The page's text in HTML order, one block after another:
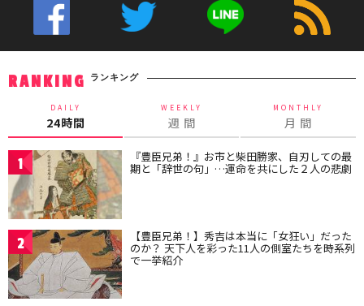
RANKING ランキング
DAILY
24時間
WEEKLY
週 間
MONTHLY
月 間
1 『豊臣兄弟！』お市と柴田勝家、自刃しての最
期と「辞世の句」…運命を共にした２人の悲劇
2 【豊臣兄弟！】秀吉は本当に「女狂い」だった
のか？ 天下人を彩った11人の側室たちを時系列
で一挙紹介